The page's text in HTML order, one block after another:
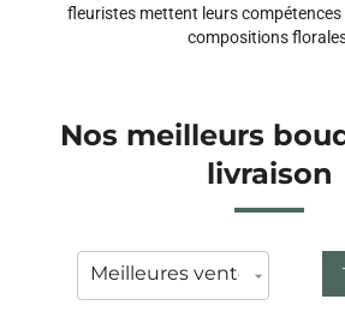
fleuristes mettent leurs compétences
compositions
Nos meilleurs
livraison